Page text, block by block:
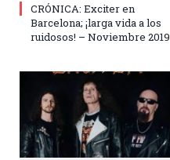
CRÓNICA: Exciter en
Barcelona; ¡larga vida a los
ruidosos! – Noviembre 2019